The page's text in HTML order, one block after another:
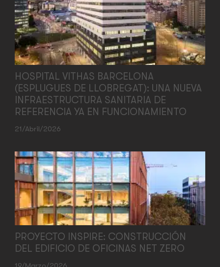
HOSPITAL VITHAS BARCELONA
(ESPLUGUES DE LLOBREGAT): UNA NUEVA
INFRAESTRUCTURA SANITARIA DE
REFERENCIA YA EN FUNCIONAMIENTO
21/abril/2026
PROYECTO INSPIRE: CONSTRUCCIÓN
DEL EDIFICIO DE OFICINAS NET ZERO